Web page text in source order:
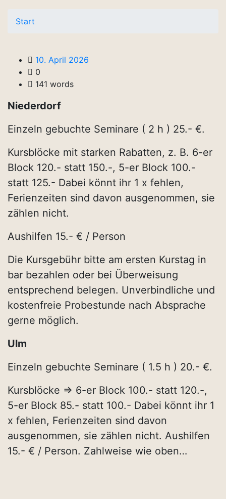
Start
10. April 2026
0
141 words
Niederdorf
Einzeln gebuchte Seminare ( 2 h ) 25.- €.
Kursblöcke mit starken Rabatten, z. B. 6-er
Block 120.- statt 150.-, 5-er Block 100.-
statt 125.- Dabei könnt ihr 1 x fehlen,
Ferienzeiten sind davon ausgenommen, sie
zählen nicht.
Aushilfen 15.- € / Person
Die Kursgebühr bitte am ersten Kurstag in
bar bezahlen oder bei Überweisung
entsprechend belegen. Unverbindliche und
kostenfreie Probestunde nach Absprache
gerne möglich.
Ulm
Einzeln gebuchte Seminare ( 1.5 h ) 20.- €.
Kursblöcke => 6-er Block 100.- statt 120.-,
5-er Block 85.- statt 100.- Dabei könnt ihr 1
x fehlen, Ferienzeiten sind davon
ausgenommen, sie zählen nicht. Aushilfen
15.- € / Person. Zahlweise wie oben…